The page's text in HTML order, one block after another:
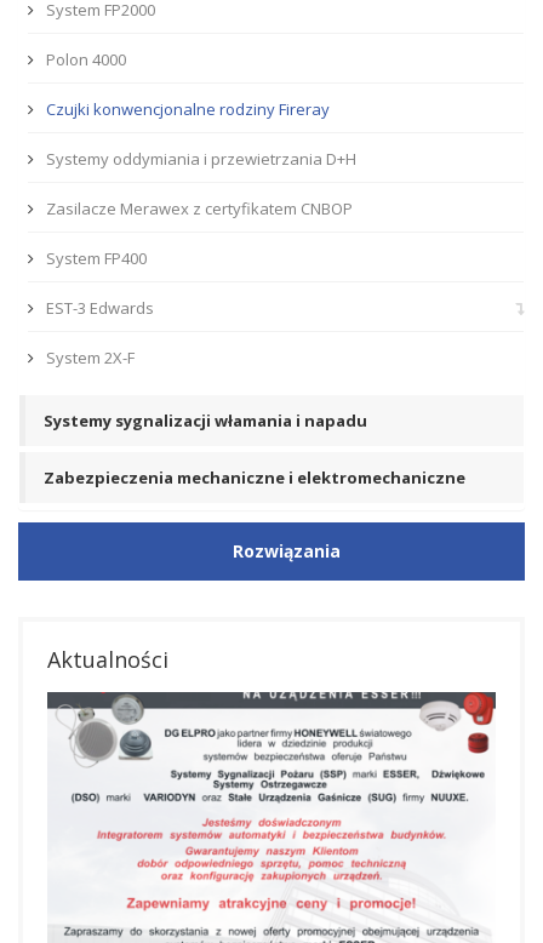
System FP2000
Polon 4000
Czujki konwencjonalne rodziny Fireray
Systemy oddymiania i przewietrzania D+H
Zasilacze Merawex z certyfikatem CNBOP
System FP400
EST-3 Edwards
System 2X-F
Systemy sygnalizacji włamania i napadu
Zabezpieczenia mechaniczne i elektromechaniczne
Rozwiązania
Aktualności